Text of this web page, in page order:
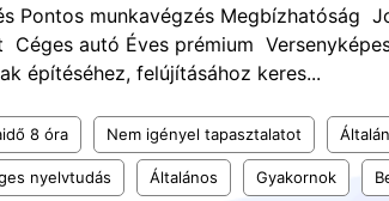
Pontos munkavégzés Megbízhatóság
Céges autó Éves prémium
építéséhez, felújításához keres...
8 óra Nem igényel tapasztalatot
nyelvtudás Általános Gyakornok